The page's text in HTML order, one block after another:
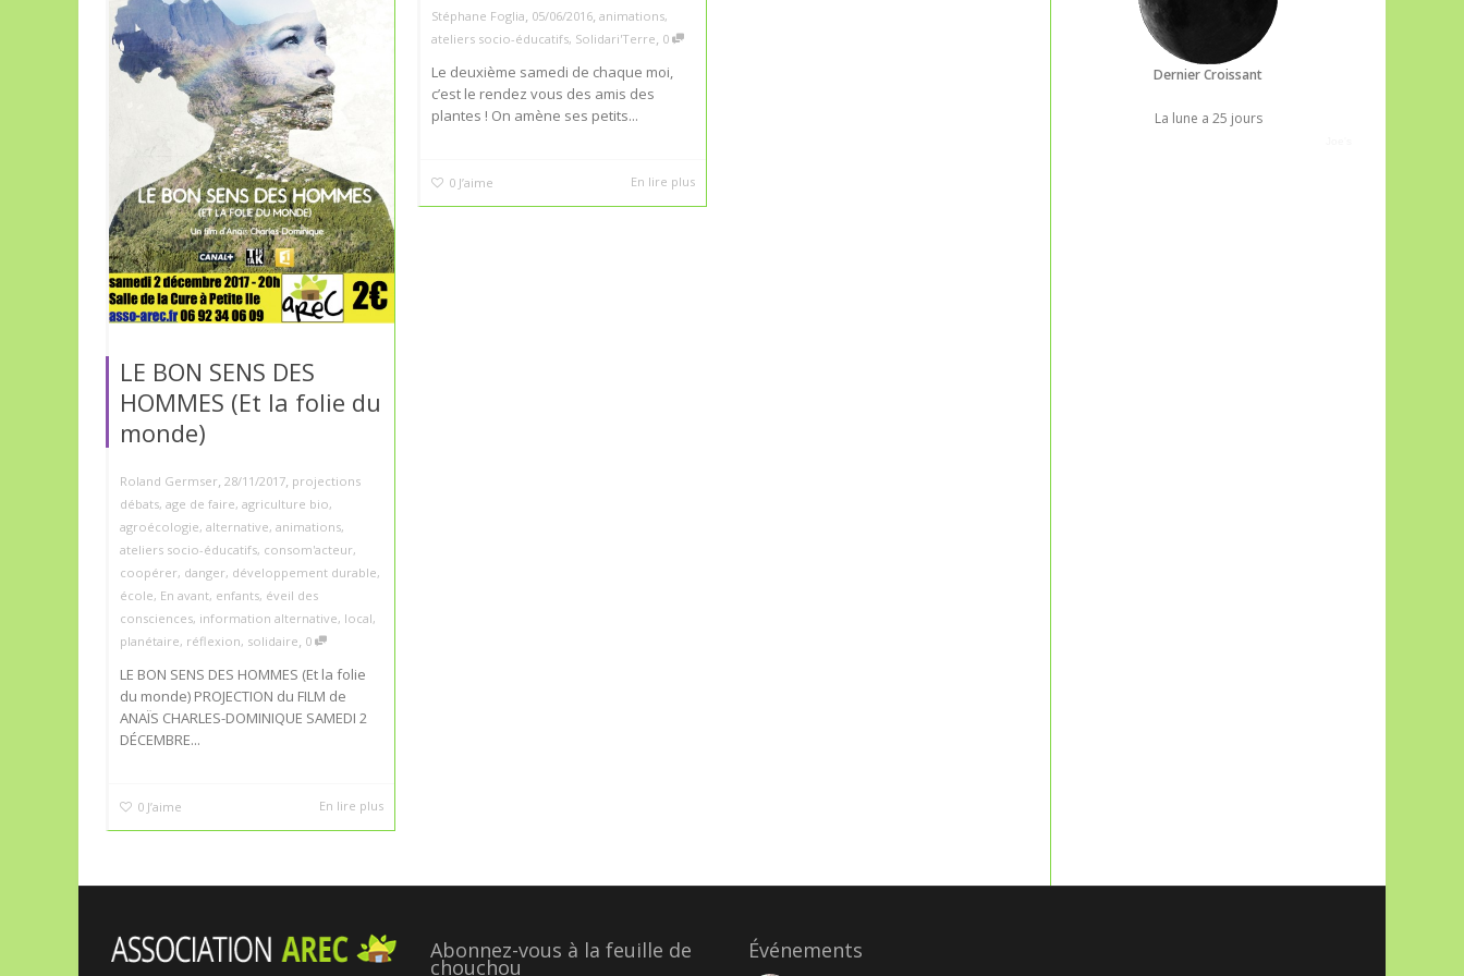
LE BON SENS DES
HOMMES (Et la folie du
monde)
Roland Germser 28/11/2017 projections
débats, age de faire, agriculture bio,
agroécologie, alternative, animations,
ateliers socio-éducatifs, consom'acteur,
coopérer, danger, développement durable,
école, En avant, enfants, éveil des
consciences, information alternative, local,
planétaire, réflexion, solidaire 0
LE BON SENS DES HOMMES (Et la folie
du monde) PROJECTION du FILM de
ANAÏS CHARLES-DOMINIQUE SAMEDI 2
DÉCEMBRE...
0 J’aime En lire plus
Stéphane Foglia, 05/06/2016, animations,
ateliers socio-éducatifs, Solidari'Terre, 0
Le deuxième samedi de chaque moi,
c’est le rendez vous des amis des
plantes ! On amène ses petits...
0 J’aime En lire plus
Dernier Croissant
La lune a 25 jours
Abonnez-vous à la feuille de
chouchou
Événements